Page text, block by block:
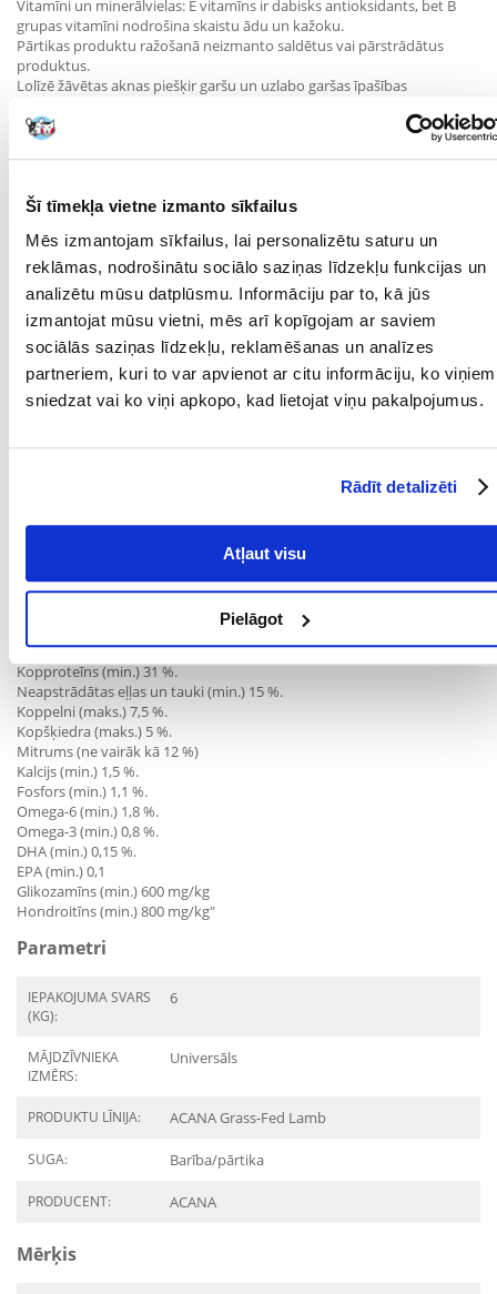
Šī tīmekļa vietne izmanto sīkfailus
Mēs izmantojam sīkfailus, lai personalizētu saturu un
reklāmas, nodrošinātu sociālo saziņas līdzekļu funkcijas un
analizētu mūsu datplūsmu. Informāciju par to, kā jūs
izmantojat mūsu vietni, mēs arī kopīgojam ar saviem
sociālās saziņas līdzekļu, reklamēšanas un analīzes
partneriem, kuri to var apvienot ar citu informāciju, ko viņiem
sniedzat vai ko viņi apkopo, kad lietojat viņu pakalpojumus.
Rādīt detalizēti
Atļaut visu
Pielāgot
Vitamīni un minerālvielas: E vitamīns ir dabisks antioksidants, bet B
grupas vitamīni nodrošina skaistu ādu un kažoku.
Pārtikas produktu ražošanā neizmanto saldētus vai pārstrādātus
produktus.
Lolīzē žāvētas aknas piešķir garšu un uzlabo garšas īpašības
jēla jēra gaļa (18%), dehidrēta jēra gaļa (18%), veseli zaļie zirņi, veseli
sarkanie lēcas, jēlas jēra aknas (4%), jēra tauki (4%), svaigi sarkanie
gardie āboli (4%), veseli aunazirņi, veselas zaļās lēcas, veseli dzeltenie
zirņi, jēli jēra kuņģi (2 %), jēlas jēra nieres (2 %), dehidrētas jēra skrimšļi
(2 %), lēcas šķiedrvielas, jūras aļģes (1. 2%) (DHA un EPA avots), svaigs
vesels muskuskūpols, svaigs vesels ķirbis, kaltētas brūnās jūraszāles,
sāls, liofilizētas jēra aknas (0,1%), svaigas veselas dzērvenes, svaigas
veselas mellenes, cigoriņu sakne, kurkuma, svētā dadzis, dadzis,
dadzis, lavandas zieds, baldriāna sakne, mežrozītes.
160 mg, kalcija pantotenāts: 12,5 mg, hidratēts aminoskābju vara
* Satur jauktos tokoferolus (dabiskas izcelsmes tokoferoliem bagāts
faecium probiotikas.
Kopproteīns (min.) 31 %.
Neapstrādātas eļļas un tauki (min.) 15 %.
Koppelni (maks.) 7,5 %.
Kopšķiedra (maks.) 5 %.
Mitrums (ne vairāk kā 12 %)
Kalcijs (min.) 1,5 %.
Fosfors (min.) 1,1 %.
Omega-6 (min.) 1,8 %.
Omega-3 (min.) 0,8 %.
DHA (min.) 0,15 %.
EPA (min.) 0,1
Glikozamīns (min.) 600 mg/kg
Hondroitīns (min.) 800 mg/kg"
Parametri
IEPAKOJUMA SVARS
(KG):
6
MĀJDZĪVNIEKA
IZMĒRS:
Universāls
PRODUKTU LĪNIJA: ACANA Grass-Fed Lamb
SUGA: Barība/pārtika
PRODUCENT: ACANA
Mērķis